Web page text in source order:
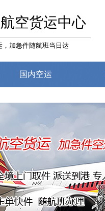
空货运中心
加急件随航班当日达
国内空运